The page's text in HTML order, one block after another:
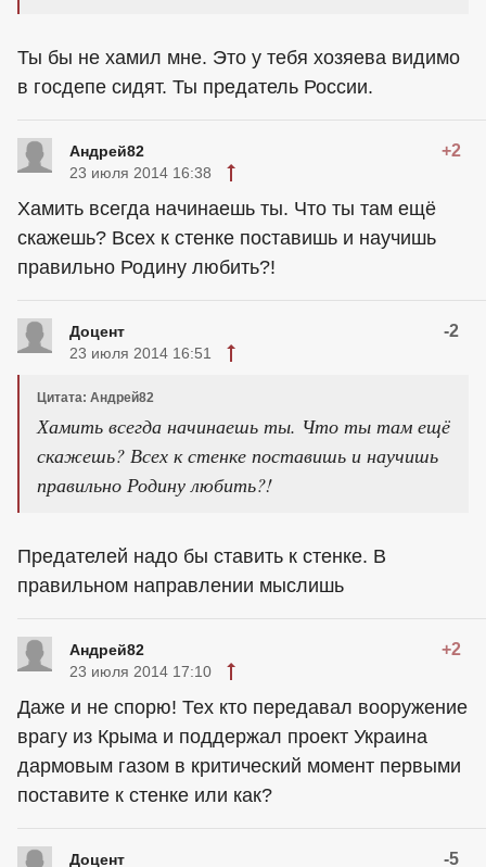
Ты бы не хамил мне. Это у тебя хозяева видимо
в госдепе сидят. Ты предатель России.
Андрей82 +2
23 июля 2014 16:38
Хамить всегда начинаешь ты. Что ты там ещё
скажешь? Всех к стенке поставишь и научишь
правильно Родину любить?!
Доцeнт -2
23 июля 2014 16:51
Цитата: Андрей82
Хамить всегда начинаешь ты. Что ты там ещё
скажешь? Всех к стенке поставишь и научишь
правильно Родину любить?!
Предателей надо бы ставить к стенке. В
правильном направлении мыслишь
Андрей82 +2
23 июля 2014 17:10
Даже и не спорю! Тех кто передавал вооружение
врагу из Крыма и поддержал проект Украина
дармовым газом в критический момент первыми
поставите к стенке или как?
Доцeнт -5